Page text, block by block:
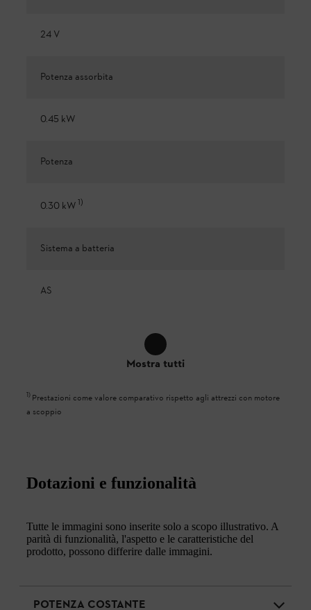
24 V
Potenza assorbita
0.45 kW
Potenza
0.30 kW1)
Sistema a batteria
AS
Mostra tutti
1) Prestazioni come valore comparativo rispetto agli attrezzi con motore
a scoppio
Dotazioni e funzionalità
Tutte le immagini sono inserite solo a scopo illustrativo. A
parità di funzionalità, l'aspetto e le caratteristiche del
prodotto, possono differire dalle immagini.
POTENZA COSTANTE